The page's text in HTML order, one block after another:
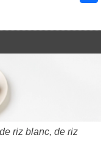
riz blanc, de riz